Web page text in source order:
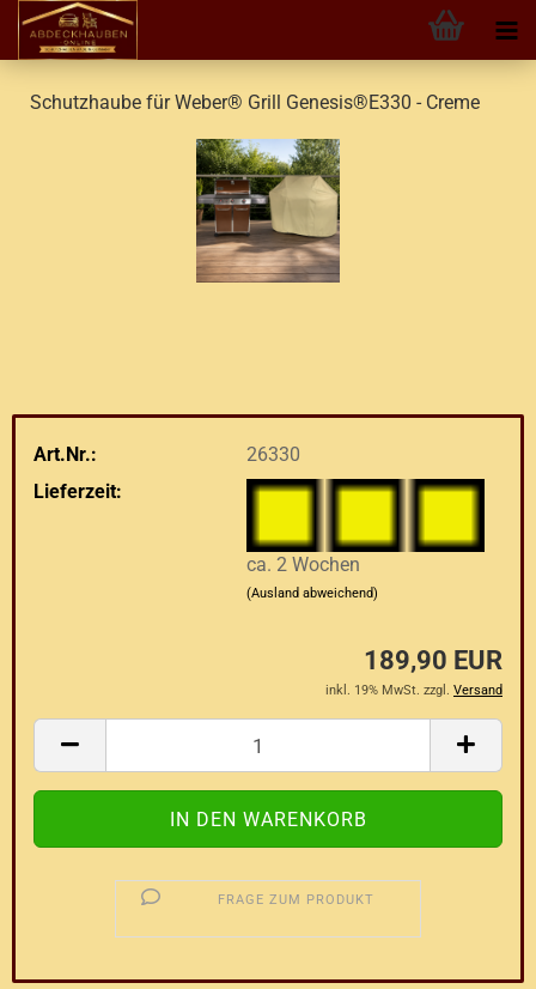
Schutzhaube für Weber® Grill Genesis®E330 - Creme
Art.Nr.:
26330
Lieferzeit:
ca. 2 Wochen
(Ausland abweichend)
189,90 EUR
inkl. 19% MwSt. zzgl. Versand
FRAGE ZUM PRODUKT